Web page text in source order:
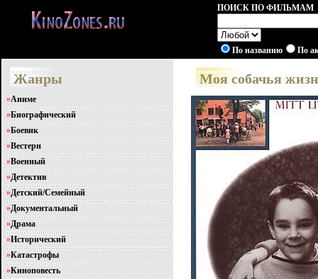
ПОИСК ПО ФИЛЬМАМ
По названию По
Жанры
»Аниме
»Биографический
»Боевик
»Вестерн
»Военный
»Детектив
»Детский/Семейный
»Документальный
»Драма
»Исторический
»Катастрофы
»Киноповесть
Моя собачья